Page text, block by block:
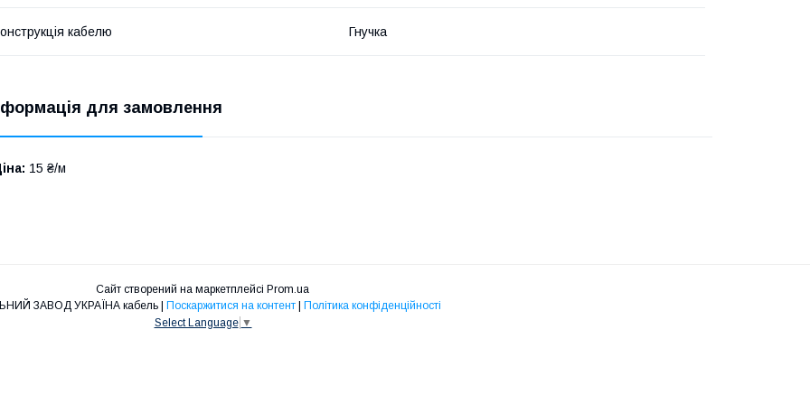
кабелю Гнучка
для замовлення
15 ₴/м
Сайт створений на маркетплейсі Prom.ua
Поскаржитися на контент
Політика конфіденційності
Select Language ▼